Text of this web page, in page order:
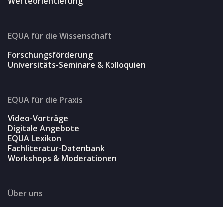
EQUA für die Wissenschaft
Forschungsförderung
Universitäts-Seminare & Kolloquien
EQUA für die Praxis
Video-Vorträge
Digitale Angebote
EQUA Lexikon
Fachliteratur-Datenbank
Workshops & Moderationen
Über uns